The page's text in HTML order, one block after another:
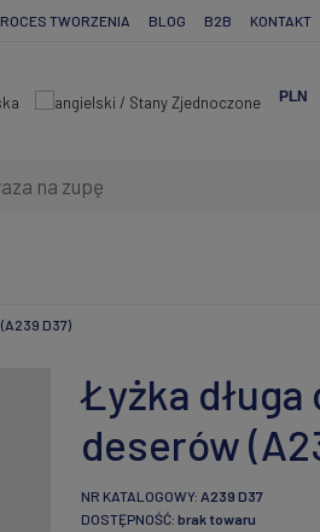
TWORZENIA BLOG B2B KONTAKT
D37)
Łyżka długa
deserów
NR KATALOGOWY: A239 D37
DOSTĘPNOŚĆ: brak towaru